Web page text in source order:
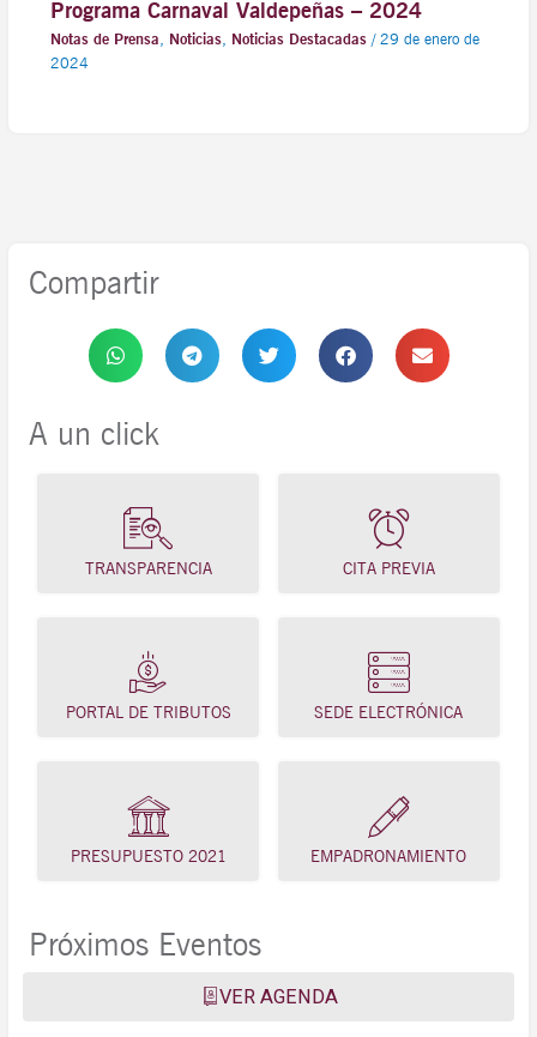
Programa Carnaval Valdepeñas – 2024
Notas de Prensa, Noticias, Noticias Destacadas/ 29 de enero de
2024
Compartir
A un click
TRANSPARENCIA CITA PREVIA
PORTAL DE TRIBUTOS SEDE ELECTRÓNICA
PRESUPUESTO 2021 EMPADRONAMIENTO
Próximos Eventos
VER AGENDA